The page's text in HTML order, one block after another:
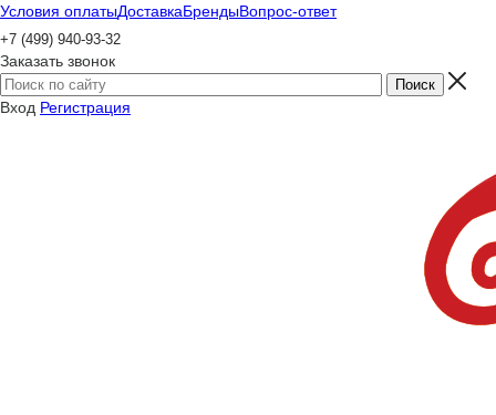
Условия оплатыДоставкаБрендыВопрос-ответ
+7 (499) 940-93-32
Заказать звонок
Вход Регистрация